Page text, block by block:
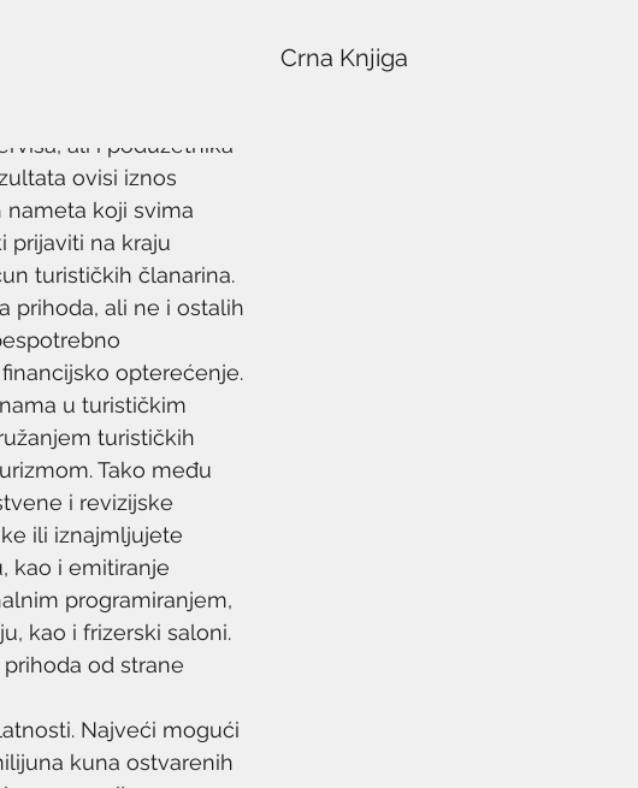
ali i poduzetnika
ovisi iznos
nameta koji svima
prijaviti na kraju
turističkih članarina.
prihoda, ali ne i ostalih
opterećenje.
u turističkim
turističkih
Tako među
i revizijske
ili iznajmljujete
kao i emitiranje
programiranjem,
kao i frizerski saloni.
od strane
Najveći mogući
kuna ostvarenih
Crna Knjiga